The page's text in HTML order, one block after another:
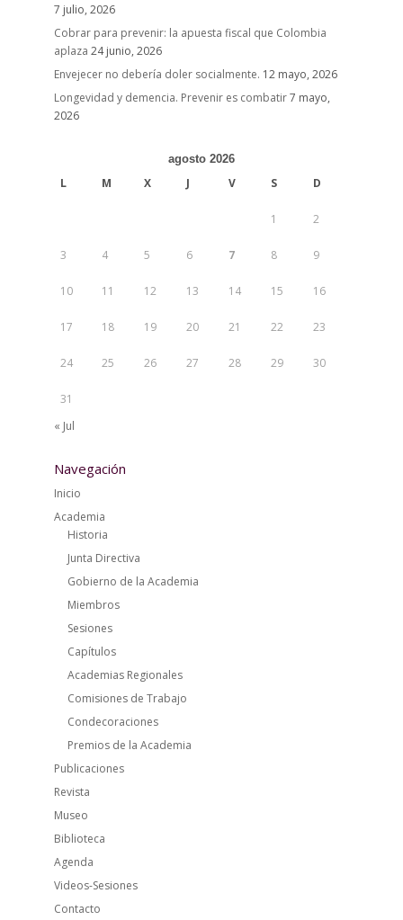
7 julio, 2026
Cobrar para prevenir: la apuesta fiscal que Colombia
aplaza 24 junio, 2026
Envejecer no debería doler socialmente. 12 mayo, 2026
Longevidad y demencia. Prevenir es combatir7 mayo,
2026
agosto 2026
L M X J V S D
1 2
3 4 5 6 7 8 9
10 11 12 13 14 15 16
17 18 19 20 21 22 23
24 25 26 27 28 29 30
31
« Jul
Navegación
Inicio
Academia
Historia
Junta Directiva
Gobierno de la Academia
Miembros
Sesiones
Capítulos
Academias Regionales
Comisiones de Trabajo
Condecoraciones
Premios de la Academia
Publicaciones
Revista
Museo
Biblioteca
Agenda
Videos-Sesiones
Contacto